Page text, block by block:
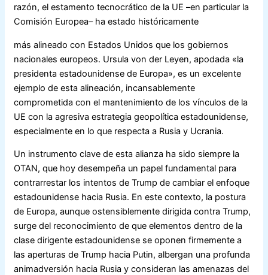
razón, el estamento tecnocrático de la UE ­–en particular la
Comisión Europea– ha estado históricamente
más alineado con Estados Unidos que los gobiernos
nacionales europeos. Ursula von der Leyen, apodada «la
presidenta estadounidense de Europa», es un excelente
ejemplo de esta alineación, incansablemente
comprometida con el mantenimiento de los vínculos de la
UE con la agresiva estrategia geopolítica estadounidense,
especialmente en lo que respecta a Rusia y Ucrania.
Un instrumento clave de esta alianza ha sido siempre la
OTAN, que hoy desempeña un papel fundamental para
contrarrestar los intentos de Trump de cambiar el enfoque
estadounidense hacia Rusia. En este contexto, la postura
de Europa, aunque ostensiblemente dirigida contra Trump,
surge del reconocimiento de que elementos dentro de la
clase dirigente estadounidense se oponen firmemente a
las aperturas de Trump hacia Putin, albergan una profunda
animadversión hacia Rusia y consideran las amenazas del